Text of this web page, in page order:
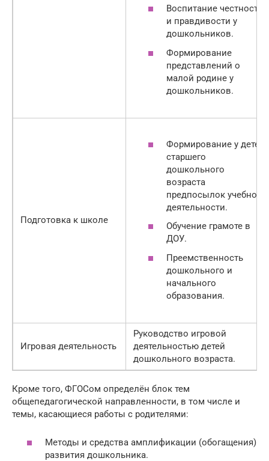
Воспитание честности
и правдивости у
дошкольников.
Формирование
представлений о
малой родине у
дошкольников.
Подготовка к школе
Формирование у детей
старшего
дошкольного
возраста
предпосылок учебной
деятельности.
Обучение грамоте в
ДОУ.
Преемственность
дошкольного и
начального
образования.
Игровая деятельность
Руководство игровой
деятельностью детей
дошкольного возраста.
Кроме того, ФГОСом определён блок тем
общепедагогической направленности, в том числе и
темы, касающиеся работы с родителями:
Методы и средства амплификации (обогащения)
развития дошкольника.